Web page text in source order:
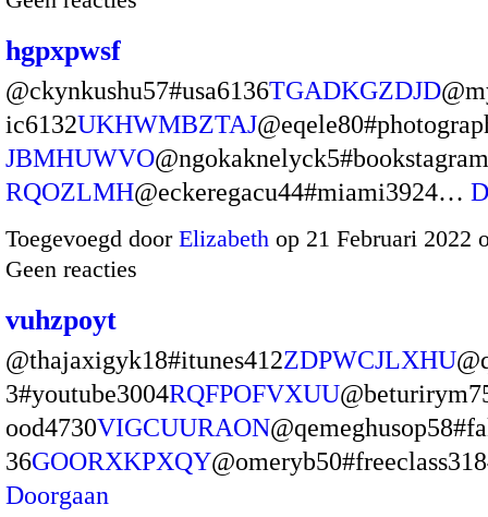
hgpxpwsf
@ckynkushu57#usa6136TGADKGZDJD
ic6132UKHWMBZTAJ
JBMHUWVO
RQOZLMH@eckeregacu44#miami3924…
Toegevoegd door Elizabeth op 21 Februari 2022
Geen reacties
vuhzpoyt
@thajaxigyk18#itunes412ZDPWCJLXHU
3#youtube3004RQFPOFVXUU
ood4730VIGCUURAON
36GOORXKPXQY
Doorgaan